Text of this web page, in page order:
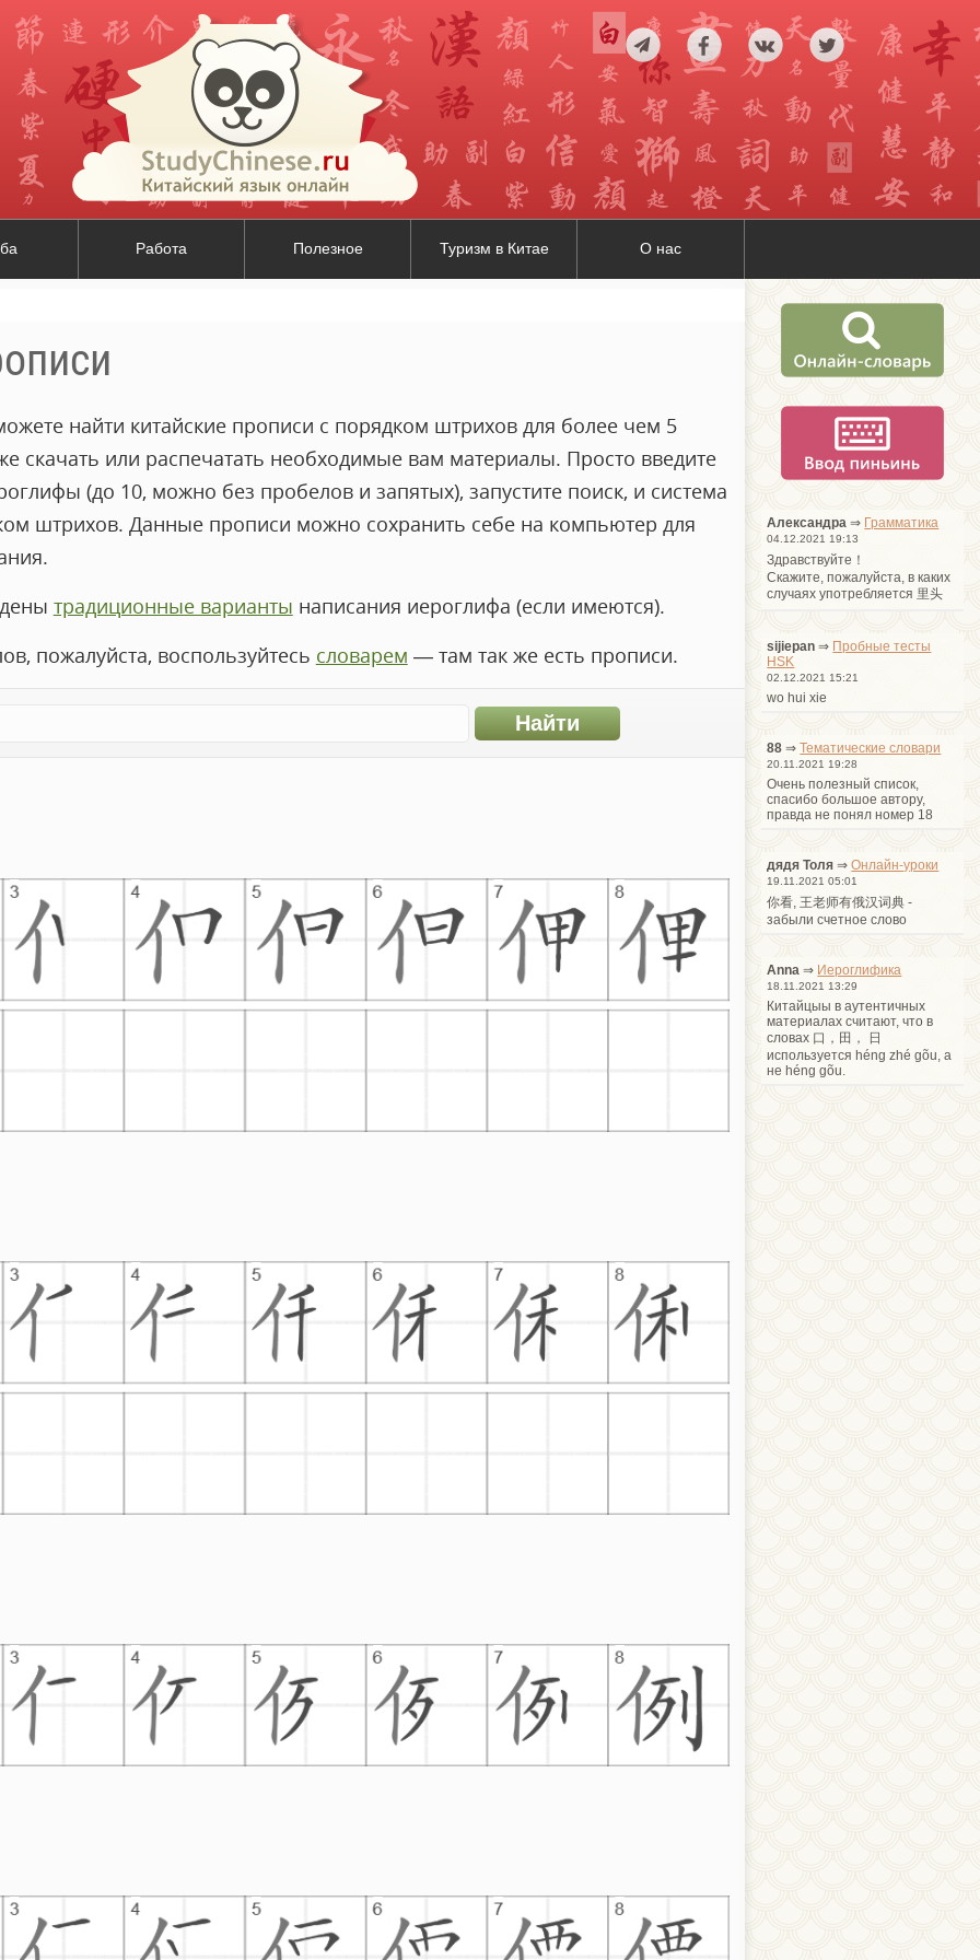
Работа Полезное Туризм в Китае О нас
найти китайские прописи с порядком штрихов для более чем 5
скачать или распечатать необходимые вам материалы. Просто введите
(до 10, можно без пробелов и запятых), запустите поиск, и система
штрихов. Данные прописи можно сохранить себе на компьютер для
традиционные варианты написания иероглифа (если имеются).
пожалуйста, воспользуйтесь словарем — там так же есть прописи.
Александра ⇒ Грамматика
04.12.2021 19:13
Здравствуйте！
Cкажите, пожалуйста, в каких
случаях употребляется 里头
sijiepan ⇒ Пробные тесты
HSK
02.12.2021 15:21
wo hui xie
88 ⇒Тематические словари
20.11.2021 19:28
Очень полезный список,
спасибо большое автору,
правда не понял номер 18
дядя Толя ⇒Онлайн-уроки
19.11.2021 05:01
你看, 王老师有俄汉词典 -
забыли счетное слово
Anna ⇒ Иероглифика
18.11.2021 13:29
Китайцыы в аутентичных
материалах считают, что в
словах 口，田， 日
используется héng zhé gõu, а
не héng gõu.